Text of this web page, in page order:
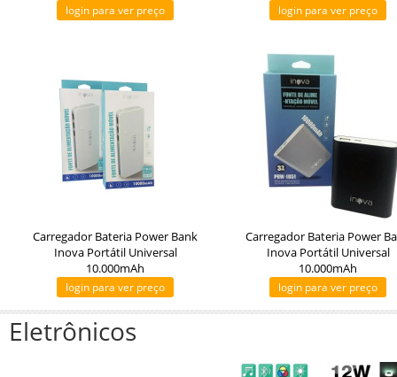
login para ver preço login para ver preço
Carregador Bateria Power Bank
Inova Portátil Universal
10.000mAh
login para ver preço
Carregador Bateria Power
Inova Portátil Universal
10.000mAh
login para ver preço
Eletrônicos